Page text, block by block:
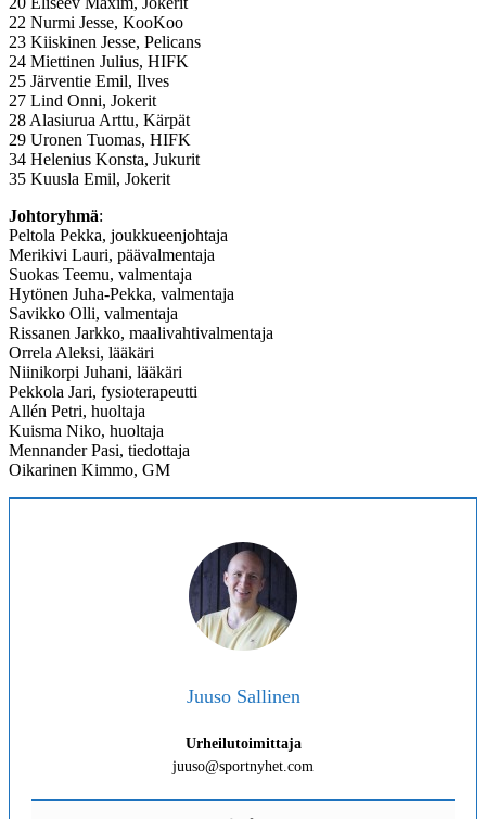
22 Nurmi Jesse, KooKoo
23 Kiiskinen Jesse, Pelicans
24 Miettinen Julius, HIFK
25 Järventie Emil, Ilves
27 Lind Onni, Jokerit
28 Alasiurua Arttu, Kärpät
29 Uronen Tuomas, HIFK
34 Helenius Konsta, Jukurit
35 Kuusla Emil, Jokerit
Johtoryhmä:
Peltola Pekka, joukkueenjohtaja
Merikivi Lauri, päävalmentaja
Suokas Teemu, valmentaja
Hytönen Juha-Pekka, valmentaja
Savikko Olli, valmentaja
Rissanen Jarkko, maalivahtivalmentaja
Orrela Aleksi, lääkäri
Niinikorpi Juhani, lääkäri
Pekkola Jari, fysioterapeutti
Allén Petri, huoltaja
Kuisma Niko, huoltaja
Mennander Pasi, tiedottaja
Oikarinen Kimmo, GM
Juuso Sallinen
Urheilutoimittaja
juuso@sportnyhet.com